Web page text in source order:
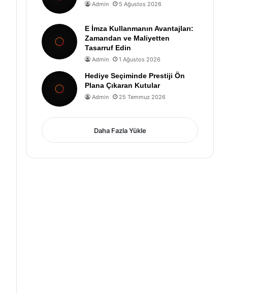
Admin 5 Ağustos 2026
E İmza Kullanmanın Avantajları:
Zamandan ve Maliyetten
Tasarruf Edin
Admin 1 Ağustos 2026
Hediye Seçiminde Prestiji Ön
Plana Çıkaran Kutular
Admin 25 Temmuz 2026
Daha Fazla Yükle